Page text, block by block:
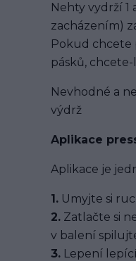
Nehty vydrží 1
zacházením)
Pokud chcete
pásků,
Nevhodné a
výdrž
Aplikace
Aplikace je
1. Umyjte si
2. Zatlačte si
v balení
3. Lepení